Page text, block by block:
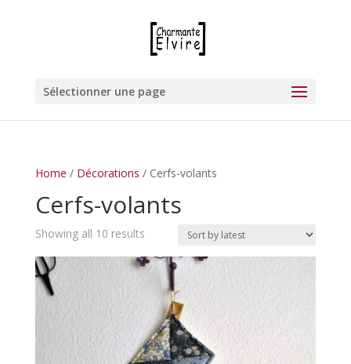
Sélectionner une page
Home / Décorations / Cerfs-volants
Cerfs-volants
Showing all 10 results